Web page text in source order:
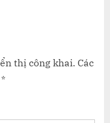
thị công khai. Các
*